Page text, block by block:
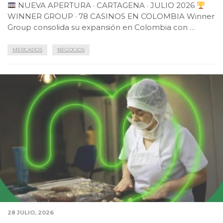
NUEVA APERTURA · CARTAGENA · JULIO 2026
WINNER GROUP · 78 CASINOS EN COLOMBIA Winner
Group consolida su expansión en Colombia con …
MERCADOS NEGOCIOS
28 JULIO, 2026